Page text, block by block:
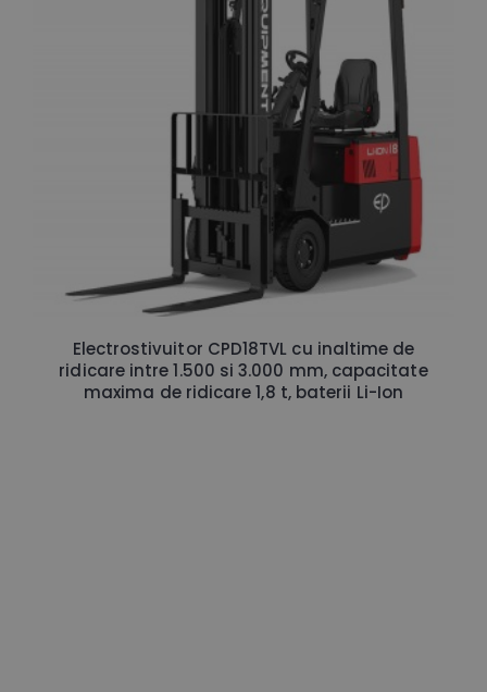
Electrostivuitor CPD18TVL cu inaltime de
ridicare intre 1.500 si 3.000 mm, capacitate
maxima de ridicare 1,8 t, baterii Li-Ion